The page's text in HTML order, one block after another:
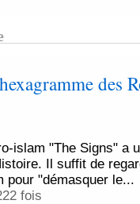
des
islam "The Signs" a
Il suffit de
pour "démasquer le...
fois